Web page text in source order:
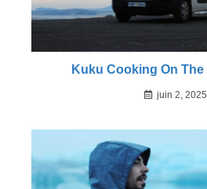
Kuku Cooking On The
juin 2, 2025